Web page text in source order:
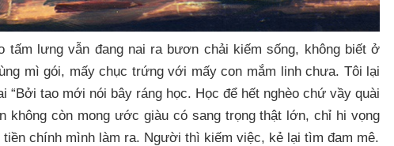
tấm lưng vẫn đang nai ra bươn chải kiếm sống, không biết ở
mì gói, mấy chục trứng với mấy con mắm linh chưa. Tôi lại
“Bởi tao mới nói bây ráng học. Học để hết nghèo chứ vầy quài
không còn mong ước giàu có sang trọng thật lớn, chỉ hi vọng
tiền chính mình làm ra. Người thì kiếm việc, kẻ lại tìm đam mê.